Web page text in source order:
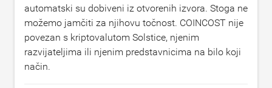
automatski su dobiveni iz otvorenih izvora. Stoga ne
možemo jamčiti za njihovu točnost. COINCOST nije
povezan s kriptovalutom Solstice, njenim
razvijateljima ili njenim predstavnicima na bilo koji
način.